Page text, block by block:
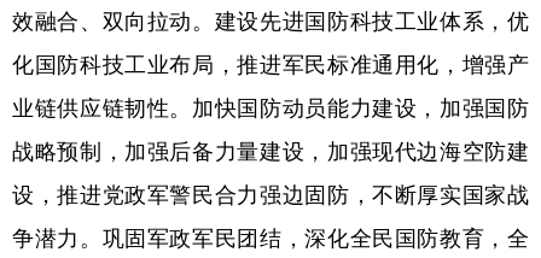
效融合、双向拉动。建设先进国防科技工业体系，优
化国防科技工业布局，推进军民标准通用化，增强产
业链供应链韧性。加快国防动员能力建设，加强国防
战略预制，加强后备力量建设，加强现代边海空防建
设，推进党政军警民合力强边固防，不断厚实国家战
争潜力。巩固军政军民团结，深化全民国防教育，全